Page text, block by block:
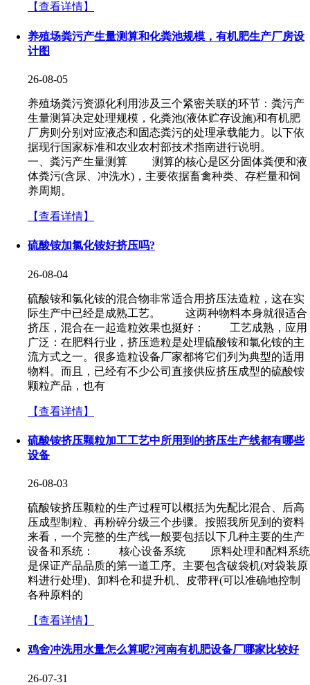
【查看详情】
养殖场粪污产生量测算和化粪池规模，有机肥生产厂房设
计图
26-08-05
养殖场粪污资源化利用涉及三个紧密关联的环节：粪污产
生量测算决定处理规模，化粪池(液体贮存设施)和有机肥
厂房则分别对应液态和固态粪污的处理承载能力。以下依
据现行国家标准和农业农村部技术指南进行说明。
一、粪污产生量测算 测算的核心是区分固体粪便和液
体粪污(含尿、冲洗水)，主要依据畜禽种类、存栏量和饲
养周期。
【查看详情】
硫酸铵加氯化铵好挤压吗?
26-08-04
硫酸铵和氯化铵的混合物非常适合用挤压法造粒，这在实
际生产中已经是成熟工艺。 这两种物料本身就很适合
挤压，混合在一起造粒效果也挺好： 工艺成熟，应用
广泛：在肥料行业，挤压造粒是处理硫酸铵和氯化铵的主
流方式之一。很多造粒设备厂家都将它们列为典型的适用
物料。而且，已经有不少公司直接供应挤压成型的硫酸铵
颗粒产品，也有
【查看详情】
硫酸铵挤压颗粒加工工艺中所用到的挤压生产线都有哪些
设备
26-08-03
硫酸铵挤压颗粒的生产过程可以概括为先配比混合、后高
压成型制粒、再粉碎分级三个步骤。按照我所见到的资料
来看，一个完整的生产线一般要包括以下几种主要的生产
设备和系统： 核心设备系统 原料处理和配料系统
是保证产品品质的第一道工序。主要包含破袋机(对袋装原
料进行处理)、卸料仓和提升机、皮带秤(可以准确地控制
各种原料的
【查看详情】
鸡舍冲洗用水量怎么算呢?河南有机肥设备厂哪家比较好
26-07-31